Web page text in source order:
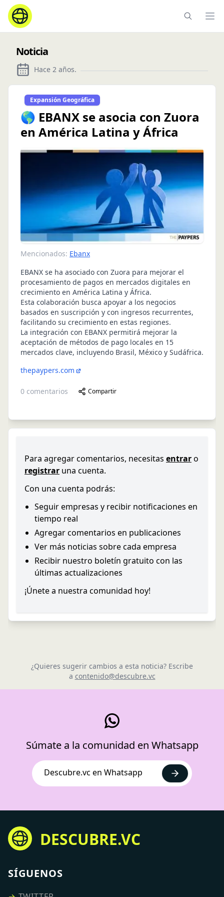
Noticia
Hace 2 años.
Expansión Geográfica
🌎 EBANX se asocia con Zuora
en América Latina y África
Mencionados: Ebanx
EBANX se ha asociado con Zuora para mejorar el
procesamiento de pagos en mercados digitales en
crecimiento en América Latina y África.
Esta colaboración busca apoyar a los negocios
basados en suscripción y con ingresos recurrentes,
facilitando su crecimiento en estas regiones.
La integración con EBANX permitirá mejorar la
aceptación de métodos de pago locales en 15
mercados clave, incluyendo Brasil, México y Sudáfrica.
thepaypers.com
0 comentarios Compartir
Para agregar comentarios, necesitas entraro
registrar una cuenta.
Con una cuenta podrás:
Seguir empresas y recibir notificaciones en
tiempo real
Agregar comentarios en publicaciones
Ver más noticias sobre cada empresa
Recibir nuestro boletín gratuito con las
últimas actualizaciones
¡Únete a nuestra comunidad hoy!
¿Quieres sugerir cambios a esta noticia? Escribe
a contenido@descubre.vc
Súmate a la comunidad en Whatsapp
Descubre.vc en Whatsapp
DESCUBRE.VC
SÍGUENOS